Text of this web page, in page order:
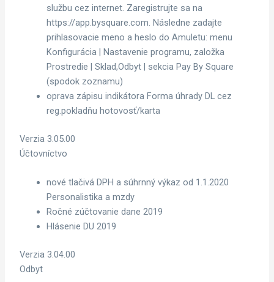
službu cez internet. Zaregistrujte sa na
https://app.bysquare.com. Následne zadajte
prihlasovacie meno a heslo do Amuletu: menu
Konfigurácia | Nastavenie programu, založka
Prostredie | Sklad,Odbyt | sekcia Pay By Square
(spodok zoznamu)
oprava zápisu indikátora Forma úhrady DL cez
reg.pokladňu hotovosť/karta
Verzia 3.05.00
Účtovníctvo
nové tlačivá DPH a súhrnný výkaz od 1.1.2020
Personalistika a mzdy
Ročné zúčtovanie dane 2019
Hlásenie DU 2019
Verzia 3.04.00
Odbyt